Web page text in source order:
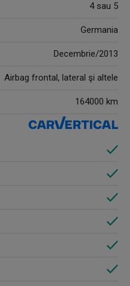
4 sau 5
Germania
Decembrie/2013
Airbag frontal, lateral şi altele
164000 km